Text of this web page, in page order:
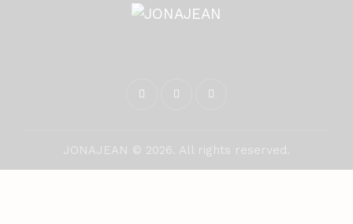
JONAJEAN © 2026. All rights reserved.